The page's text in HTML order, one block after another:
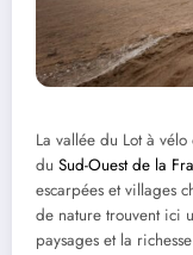
La vallée du Lot à
du Sud-Ouest de la
escarpées et villages
de nature trouvent ici
paysages et la